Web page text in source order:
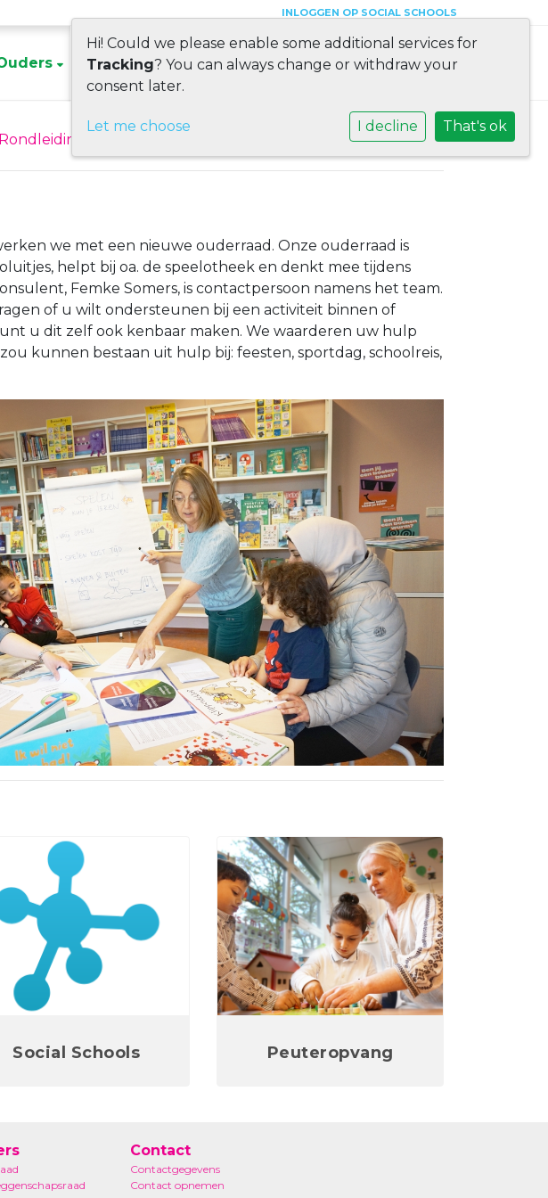
INLOGGEN OP SOCIAL SCHOOLS
Contact
Rondleiding De Vreedzame School
we met een nieuwe ouderraad. Onze ouderraad is
helpt bij oa. de speelotheek en denkt mee tijdens
Femke Somers, is contactpersoon namens het team.
of u wilt ondersteunen bij een activiteit binnen of
u dit zelf ook kenbaar maken. We waarderen uw hulp
kunnen bestaan uit hulp bij: feesten, sportdag, schoolreis,
Social Schools Peuteropvang
Contact
Contactgegevens
Contact opnemen
Hi! Could we please enable some additional services for
Tracking? You can always change or withdraw your
consent later.
Let me choose I decline That's ok